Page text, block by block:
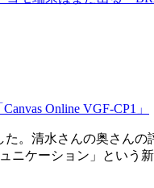
Online VGF-CP1」
た。清水さんの奥さん
ニケーション」という